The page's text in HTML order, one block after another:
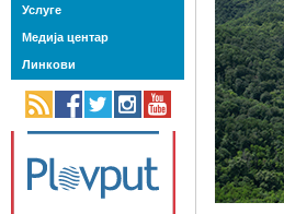
Услуге
Медија центар
Линкови